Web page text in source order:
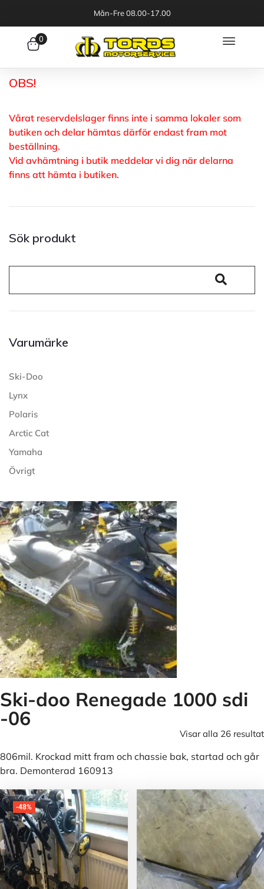
Mån-Fre 08.00-17.00
0
OBS!
Vårat reservdelslager finns inte i samma lokaler som
butiken och delar hämtas därför endast fram mot
beställning.
Vid avhämtning i butik meddelar vi dig när delarna
finns att hämta i butiken.
Sök produkt
Varumärke
Ski-Doo
Lynx
Polaris
Arctic Cat
Yamaha
Övrigt
Ski-doo Renegade 1000 sdi
-06
Visar alla 26 resultat
806mil. Krockad mitt fram och chassie bak, startad och går
bra. Demonterad 160913
-48%